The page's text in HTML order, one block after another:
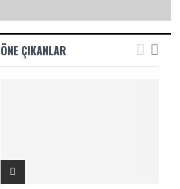
ÖNE ÇIKANLAR